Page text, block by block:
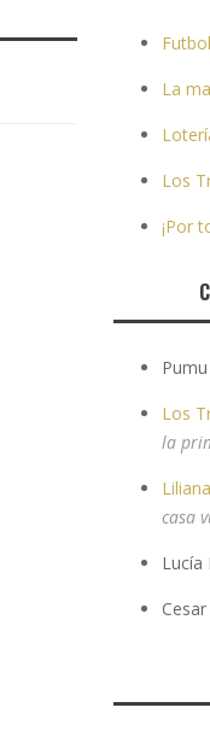
La
Los
¡Por
Pumu
Los
la
casa
Lucía
Cesar